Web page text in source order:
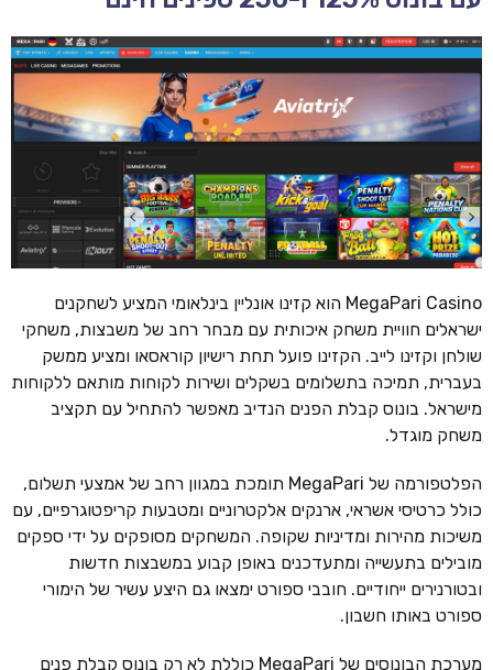
MegaPari Casino הוא קזינו אונליין בינלאומי המציע לשחקנים
ישראלים חוויית משחק איכותית עם מבחר רחב של משבצות, משחקי
שולחן וקזינו לייב. הקזינו פועל תחת רישיון קוראסאו ומציע ממשק
בעברית, תמיכה בתשלומים בשקלים ושירות לקוחות מותאם ללקוחות
מישראל. בונוס קבלת הפנים הנדיב מאפשר להתחיל עם תקציב
משחק מוגדל.
הפלטפורמה של MegaPari תומכת במגוון רחב של אמצעי תשלום,
כולל כרטיסי אשראי, ארנקים אלקטרוניים ומטבעות קריפטוגרפיים, עם
משיכות מהירות ומדיניות שקופה. המשחקים מסופקים על ידי ספקים
מובילים בתעשייה ומתעדכנים באופן קבוע במשבצות חדשות
ובטורנירים ייחודיים. חובבי ספורט ימצאו גם היצע עשיר של הימורי
ספורט באותו חשבון.
מערכת הבונוסים של MegaPari כוללת לא רק בונוס קבלת פנים